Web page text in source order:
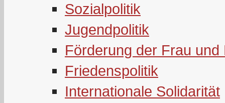
Sozialpolitik
Jugendpolitik
Förderung der Frau und
Friedenspolitik
Internationale Solidarität